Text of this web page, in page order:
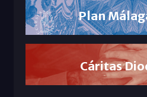
Plan
Cáritas